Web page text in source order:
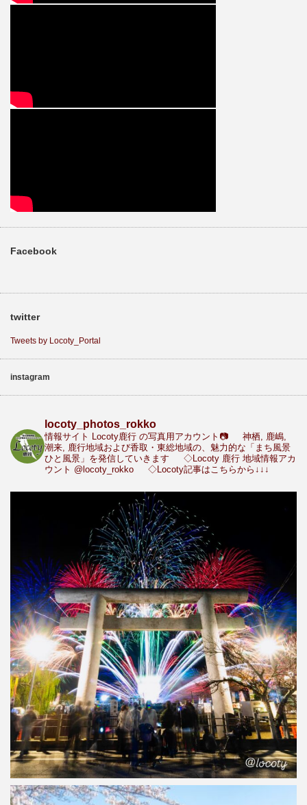
Facebook
twitter
Tweets by Locoty_Portal
instagram
locoty_photos_rokko
情報サイト Locoty鹿行 の写真用アカウント📷
神栖, 鹿嶋,
潮来, 鹿行地域および香取・東総地域の、魅力的な「まち風景
ひと風景」を発信していきます
◇Locoty 鹿行 地域情報アカ
ウント @locoty_rokko ◇Locoty記事はこちらから↓↓↓